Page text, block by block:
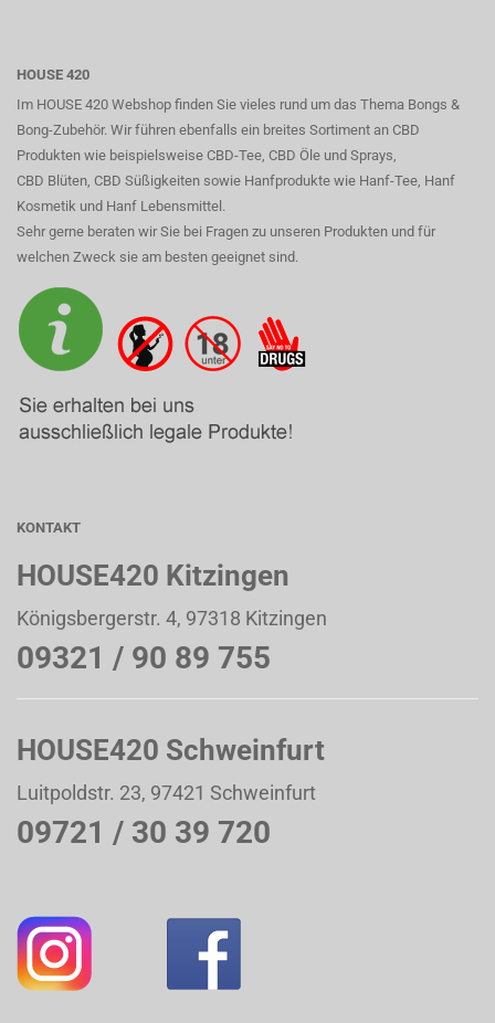
HOUSE 420
Im HOUSE 420 Webshop finden Sie vieles rund um das Thema Bongs &
Bong-Zubehör. Wir führen ebenfalls ein breites Sortiment an CBD
Produkten wie beispielsweise CBD-Tee, CBD Öle und Sprays,
CBD Blüten, CBD Süßigkeiten sowie Hanfprodukte wie Hanf-Tee, Hanf
Kosmetik und Hanf Lebensmittel.
Sehr gerne beraten wir Sie bei Fragen zu unseren Produkten und für
welchen Zweck sie am besten geeignet sind.
KONTAKT
HOUSE420 Kitzingen
Königsbergerstr. 4, 97318 Kitzingen
09321 / 90 89 755
HOUSE420 Schweinfurt
Luitpoldstr. 23, 97421 Schweinfurt
09721 / 30 39 720